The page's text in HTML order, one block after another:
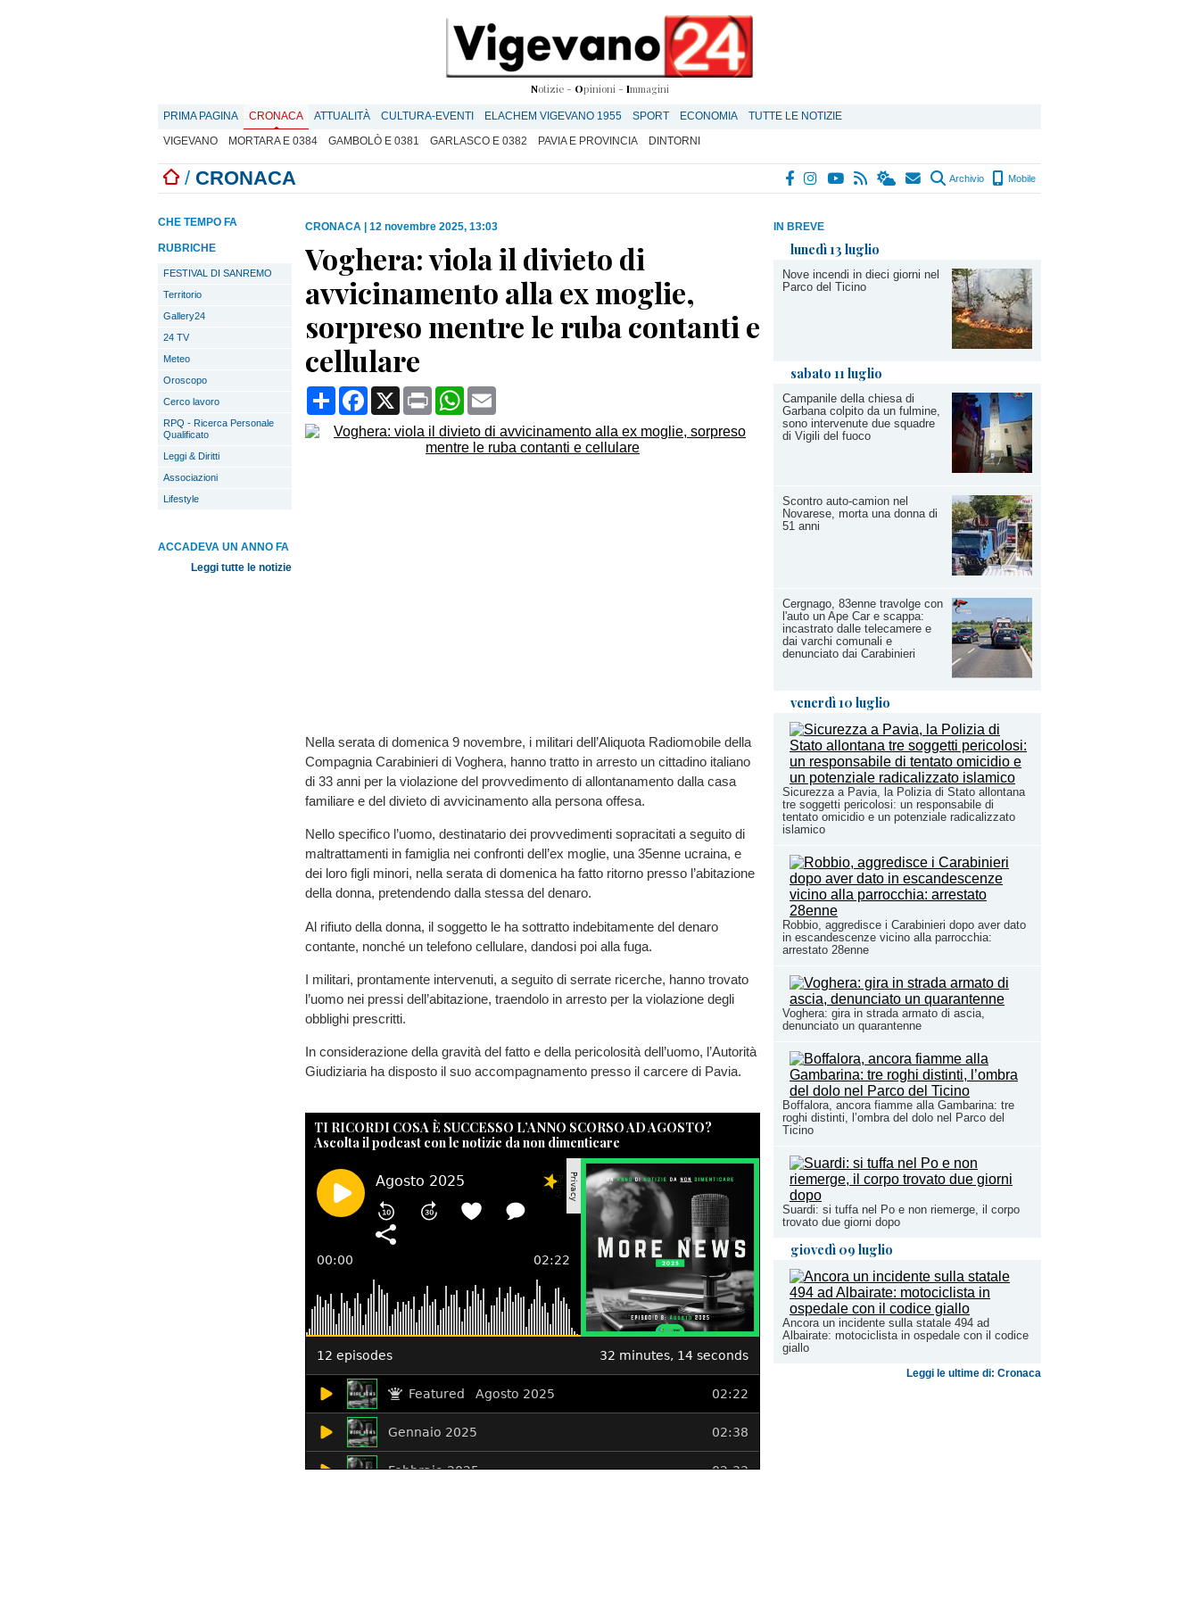
Notizie - Opinioni - Immagini
PRIMA PAGINA CRONACA ATTUALITÀ CULTURA-EVENTI ELACHEM VIGEVANO 1955 SPORT ECONOMIA
TUTTE LE NOTIZIE
VIGEVANO
MORTARA E 0384 GAMBOLÒ E 0381 GARLASCO E 0382 PAVIA E PROVINCIA DINTORNI
/ CRONACA Archivio Mobile
IN BREVE
lunedì 13 luglio
Nove incendi in dieci giorni nel
Parco del Ticino
sabato 11 luglio
Campanile della chiesa di
Garbana colpito da un fulmine,
sono intervenute due squadre
di Vigili del fuoco
Scontro auto-camion nel
Novarese, morta una donna di
51 anni
Cergnago, 83enne travolge con
l'auto un Ape Car e scappa:
incastrato dalle telecamere e
dai varchi comunali e
denunciato dai Carabinieri
venerdì 10 luglio
Sicurezza a Pavia, la Polizia di Stato allontana
tre soggetti pericolosi: un responsabile di
tentato omicidio e un potenziale radicalizzato
islamico
Robbio, aggredisce i Carabinieri dopo aver dato
in escandescenze vicino alla parrocchia:
arrestato 28enne
Voghera: gira in strada armato di ascia,
denunciato un quarantenne
Boffalora, ancora fiamme alla Gambarina: tre
roghi distinti, l’ombra del dolo nel Parco del
Ticino
Suardi: si tuffa nel Po e non riemerge, il corpo
trovato due giorni dopo
giovedì 09 luglio
Ancora un incidente sulla statale 494 ad
Albairate: motociclista in ospedale con il codice
giallo
Leggi le ultime di: Cronaca
CHE TEMPO FA
RUBRICHE
FESTIVAL DI SANREMO
Territorio
Gallery24
24 TV
Meteo
Oroscopo
Cerco lavoro
RPQ - Ricerca Personale
Qualificato
Leggi & Diritti
Associazioni
Lifestyle
ACCADEVA UN ANNO FA
Leggi tutte le notizie
CRONACA 12 novembre 2025, 13:03
Voghera: viola il divieto di
avvicinamento alla ex moglie,
sorpreso mentre le ruba contanti e
cellulare
CondividiFacebook
X Print WhatsApp
Nella serata di domenica 9 novembre, i militari dell’Aliquota Radiomobile della
Compagnia Carabinieri di Voghera, hanno tratto in arresto un cittadino italiano
di 33 anni per la violazione del provvedimento di allontanamento dalla casa
familiare e del divieto di avvicinamento alla persona offesa.
Nello specifico l’uomo, destinatario dei provvedimenti sopracitati a seguito di
maltrattamenti in famiglia nei confronti dell’ex moglie, una 35enne ucraina, e
dei loro figli minori, nella serata di domenica ha fatto ritorno presso l’abitazione
della donna, pretendendo dalla stessa del denaro.
Al rifiuto della donna, il soggetto le ha sottratto indebitamente del denaro
contante, nonché un telefono cellulare, dandosi poi alla fuga.
I militari, prontamente intervenuti, a seguito di serrate ricerche, hanno trovato
l’uomo nei pressi dell’abitazione, traendolo in arresto per la violazione degli
obblighi prescritti.
In considerazione della gravità del fatto e della pericolosità dell’uomo, l’Autorità
Giudiziaria ha disposto il suo accompagnamento presso il carcere di Pavia.
TI RICORDI COSA È SUCCESSO L’ANNO SCORSO AD AGOSTO?
Ascolta il podcast con le notizie da non dimenticare